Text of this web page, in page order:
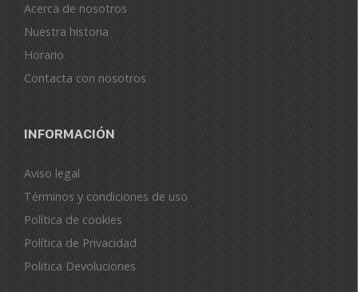
Acerca de nosotros
Nuestra historia
Horario
Contacta con nosotros
INFORMACIÓN
Aviso legal
Términos y condiciones de uso
Política de cookies
Política de Privacidad
Politica Devoluciones